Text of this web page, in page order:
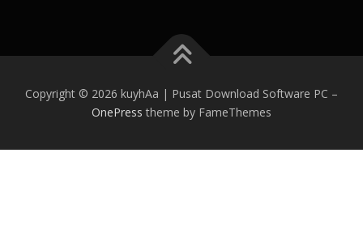
Copyright © 2026 kuyhAa | Pusat Download Software PC –
OnePress theme by FameThemes